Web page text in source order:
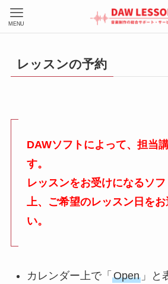
MENU
レッスンの予約
DAWソフトによって、担当
す。
レッスンをお受けになるソ
上、ご希望のレッスン日をお
い。
カレンダー上で「 Open」と